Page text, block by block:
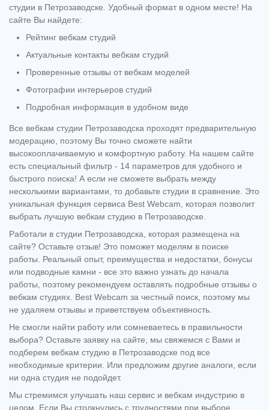
студии в Петрозаводске. Удобный формат в одном месте! На
сайте Вы найдете:
Рейтинг вебкам студий
Актуальные контакты вебкам студий
Проверенные отзывы от вебкам моделей
Фотографии интерьеров студий
Подробная информация в удобном виде
Все вебкам студии Петрозаводска проходят предварительную
модерацию, поэтому Вы точно сможете найти
высокооплачиваемую и комфортную работу. На нашем сайте
есть специальный фильтр - 14 параметров для удобного и
быстрого поиска! А если не сможете выбрать между
несколькими вариантами, то добавьте студии в сравнение. Это
уникальная функция сервиса Best Webcam, которая позволит
выбрать лучшую вебкам студию в Петрозаводске.
Работали в студии Петрозаводска, которая размещена на
сайте? Оставьте отзыв! Это поможет моделям в поиске
работы. Реальный опыт, преимущества и недостатки, бонусы
или подводные камни - все это важно узнать до начала
работы, поэтому рекомендуем оставлять подробные отзывы о
вебкам студиях. Best Webcam за честный поиск, поэтому мы
не удаляем отзывы и приветствуем объективность.
Не смогли найти работу или сомневаетесь в правильности
выбора? Оставьте заявку на сайте, мы свяжемся с Вами и
подберем вебкам студию в Петрозаводске под все
необходимые критерии. Или предложим другие аналоги, если
ни одна студия не подойдет.
Мы стремимся улучшать наш сервис и вебкам индустрию в
целом. Если Вы столкнулись с трудностями при выборе